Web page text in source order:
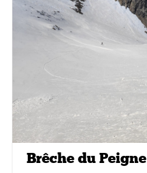
Brêche du Peigne